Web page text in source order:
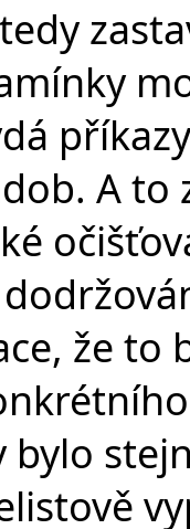
A to
že to
bylo